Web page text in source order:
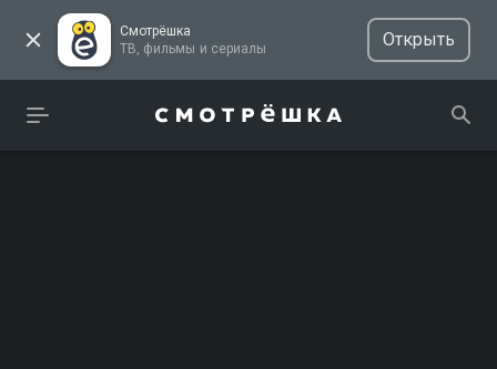
Смотрёшка
ТВ, фильмы и сериалы
Открыть